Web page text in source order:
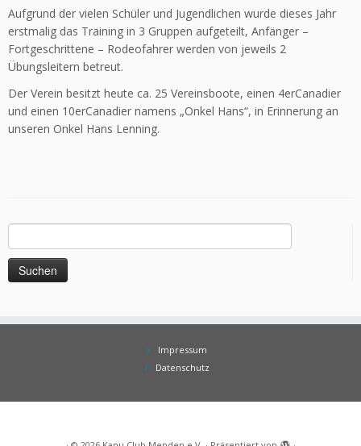
Aufgrund der vielen Schüler und Jugendlichen wurde dieses Jahr
erstmalig das Training in 3 Gruppen aufgeteilt, Anfänger –
Fortgeschrittene – Rodeofahrer werden von jeweils 2
Übungsleitern betreut.
Der Verein besitzt heute ca. 25 Vereinsboote, einen 4erCanadier
und einen 10erCanadier namens „Onkel Hans“, in Erinnerung an
unseren Onkel Hans Lenning.
Suchen
nach:
Impressum
Datenschutz